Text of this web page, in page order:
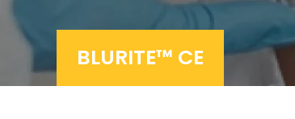
BLURITE™ CE